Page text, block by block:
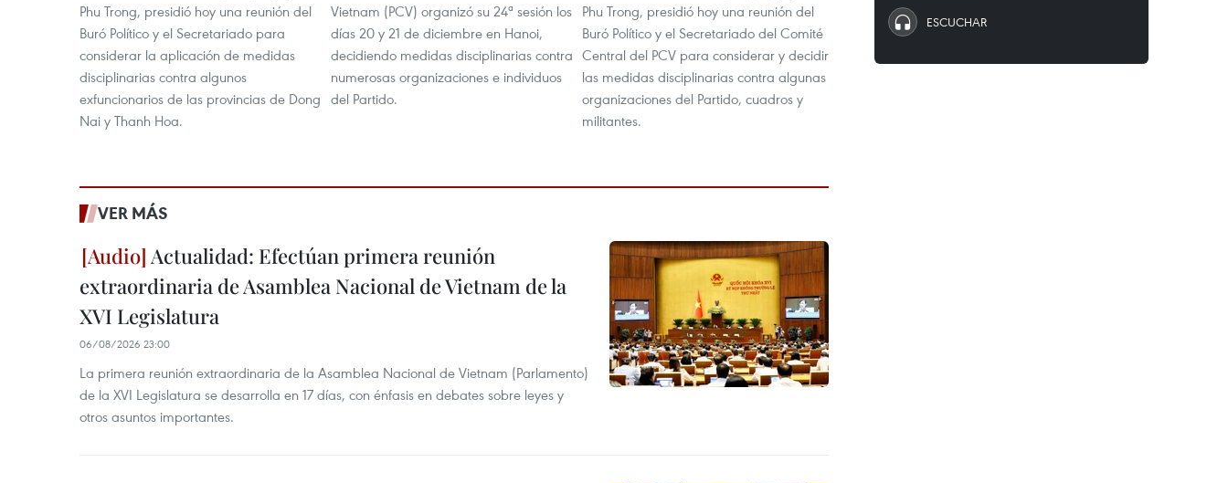
Phu Trong, presidió hoy una reunión del
Buró Político y el Secretariado para
considerar la aplicación de medidas
disciplinarias contra algunos
exfuncionarios de las provincias de Dong
Nai y Thanh Hoa.
Vietnam (PCV) organizó su 24ª sesión los
días 20 y 21 de diciembre en Hanoi,
decidiendo medidas disciplinarias contra
numerosas organizaciones e individuos
del Partido.
Phu Trong, presidió hoy una reunión del
Buró Político y el Secretariado del Comité
Central del PCV para considerar y decidir
las medidas disciplinarias contra algunas
organizaciones del Partido, cuadros y
militantes.
VER MÁS
Actualidad: Efectúan primera reunión
extraordinaria de Asamblea Nacional de Vietnam de la
XVI Legislatura
06/08/2026 23:00
La primera reunión extraordinaria de la Asamblea Nacional de Vietnam (Parlamento)
de la XVI Legislatura se desarrolla en 17 días, con énfasis en debates sobre leyes y
otros asuntos importantes.
ESCUCHAR